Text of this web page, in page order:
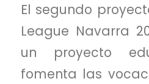
El segundo
League Navarra
un proyecto
fomenta las